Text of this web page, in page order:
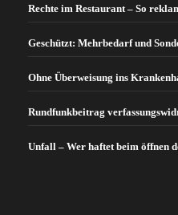
Rechte im Restaurant – So
Geschützt: Mehrbedarf und
Ohne Überweisung ins
Rundfunkbeitrag
Unfall – Wer haftet beim öffnen